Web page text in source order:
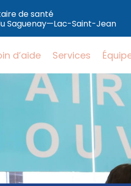
de santé
Saguenay—Lac-Saint-Jean
d’aide Services